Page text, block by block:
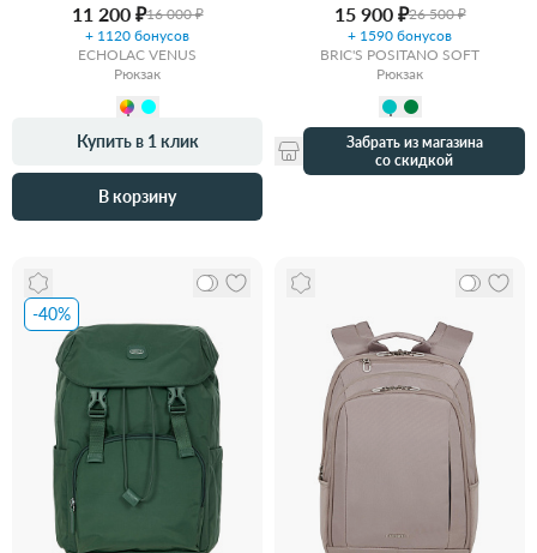
11 200 ₽16 000 ₽
+ 1120 бонусов
ECHOLAC VENUS
Рюкзак
Купить в 1 клик
В корзину
15 900 ₽26 500 ₽
+ 1590 бонусов
BRIC'S POSITANO SOFT
Рюкзак
Забрать из магазина
со скидкой
-40%